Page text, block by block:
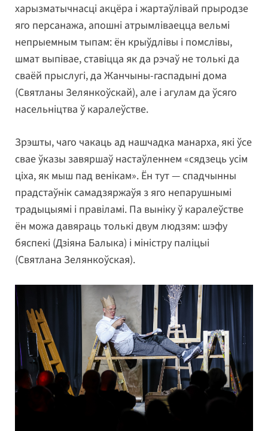
харызматычнасці акцёра і жартаўлівай прыродзе
яго персанажа, апошні атрымліваецца вельмі
непрыемным тыпам: ён крыўдлівы і помслівы,
шмат выпівае, ставіцца як да рэчаў не толькі да
сваёй прыслугі, да Жанчыны-гаспадыні дома
(Святланы Зелянкоўскай), але і агулам да ўсяго
насельніцтва ў каралеўстве.
Зрэшты, чаго чакаць ад нашчадка манарха, які ўсе
свае ўказы завяршаў настаўленнем «сядзець усім
ціха, як мыш пад венікам». Ён тут — спадчынны
прадстаўнік самадзяржаўя з яго непарушнымі
традыцыямі і правіламі. Па выніку ў каралеўстве
ён можа давяраць толькі двум людзям: шэфу
бяспекі (Дзіяна Балыка) і міністру паліцыі
(Святлана Зелянкоўская).